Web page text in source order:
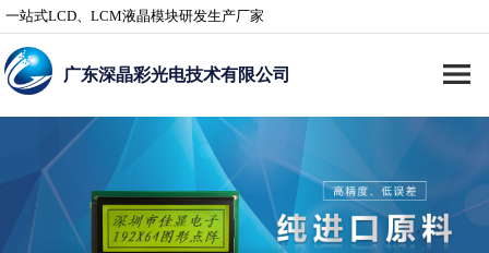
一站式LCD、LCM液晶模块研发生产厂家
广东深晶彩光电技术有限公司